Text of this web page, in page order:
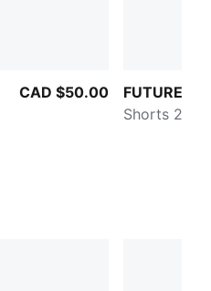
CAD $50.00
Shorts 2 po